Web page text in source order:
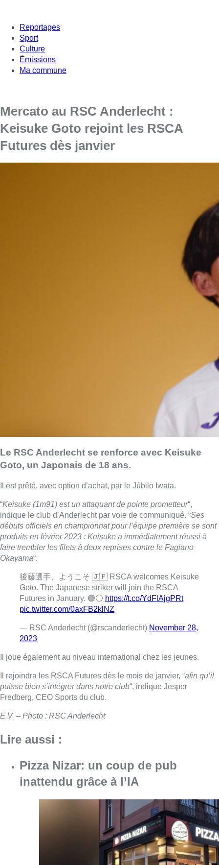
Reportages
Sport
Culture
Émissions
Ma commune
Mercato au RSC Anderlecht :
Keisuke Goto rejoint les RSCA
Futures dès janvier
Le RSC Anderlecht se renforce avec Keisuke
Goto, un Japonais de 18 ans.
Il est prêté, avec option d’achat, par le Júbilo Iwata.
“Keisuke (1m91) est un attaquant de pointe prometteur“,
indique le club d’Anderlecht par voie de communiqué. “Ses
débuts officiels en championnat pour l’équipe première se sont
produits en février 2023 : Keisuke a immédiatement réussi à
faire trembler les filets à deux reprises contre le Fagiano
Okayama“.
後藤選手、ようこそ 🇯🇵 RSCA welcomes Keisuke
Goto. The Japanese striker will join the RSCA
Futures in January. 🟣⚪ https://t.co/YdFlAjgPRt
pic.twitter.com/0axFB2klNZ
— RSC Anderlecht (@rscanderlecht) November 28,
2023
Il joue également au niveau international chez les jeunes.
Il rejoindra les RSCA Futures dès le mois de janvier, “afin qu’il
puisse bien s’intégrer dans notre club“, indique Jesper
Fredberg, CEO Sports du club.
E.V. – Photo : RSC Anderlecht
Lire aussi :
Pizza Nizar: un coup de pub
inattendu grâce à l’IA